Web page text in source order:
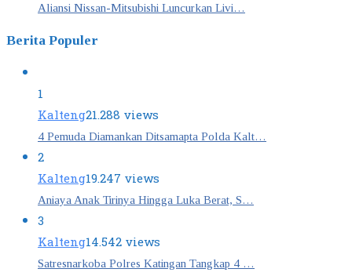
Aliansi Nissan-Mitsubishi Luncurkan Livi…
Berita Populer
1
Kalteng21.288 views
4 Pemuda Diamankan Ditsamapta Polda Kalt…
2
Kalteng19.247 views
Aniaya Anak Tirinya Hingga Luka Berat, S…
3
Kalteng14.542 views
Satresnarkoba Polres Katingan Tangkap 4 …